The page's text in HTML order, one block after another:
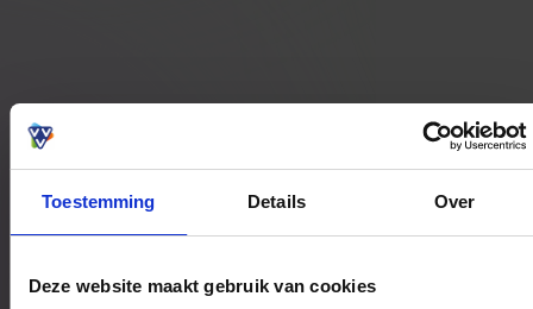
Toestemming Details Over
Deze website maakt gebruik van cookies
Bestedingslocaties
Brouwhotel Parkzicht